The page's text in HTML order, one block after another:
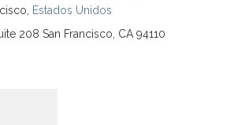
Estados Unidos
208 San Francisco, CA 94110